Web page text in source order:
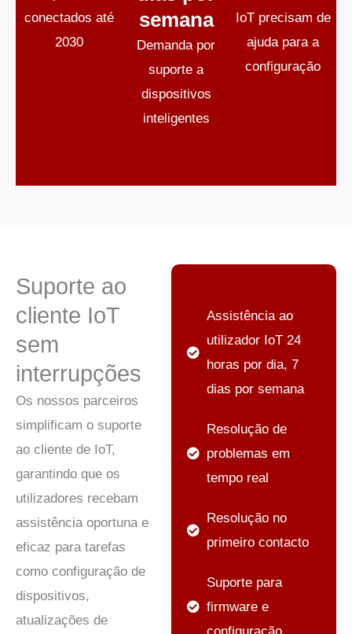
conectados até
2030
semana
Demanda por
suporte a
dispositivos
inteligentes
IoT precisam de
ajuda para a
configuração
Suporte ao
cliente IoT
sem
interrupções
Os nossos parceiros
simplificam o suporte
ao cliente de IoT,
garantindo que os
utilizadores recebam
assistência oportuna e
eficaz para tarefas
como configuração de
dispositivos,
atualizações de
Assistência ao
utilizador IoT 24
horas por dia, 7
dias por semana
Resolução de
problemas em
tempo real
Resolução no
primeiro contacto
Suporte para
firmware e